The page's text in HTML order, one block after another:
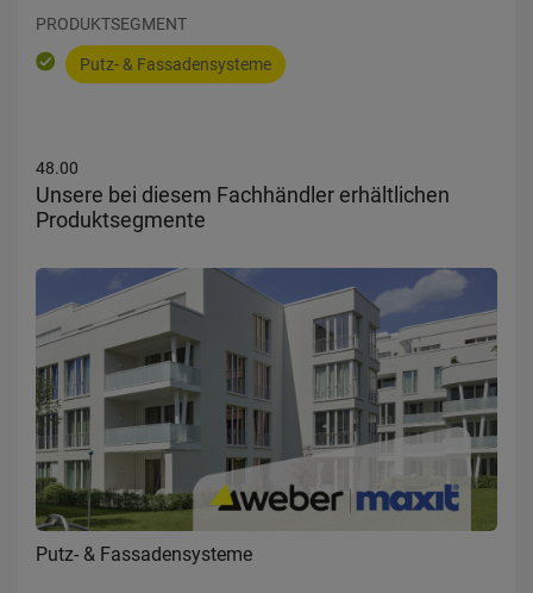
PRODUKTSEGMENT
Putz- & Fassadensysteme
48.00
Unsere bei diesem Fachhändler erhältlichen
Produktsegmente
Putz- & Fassadensysteme